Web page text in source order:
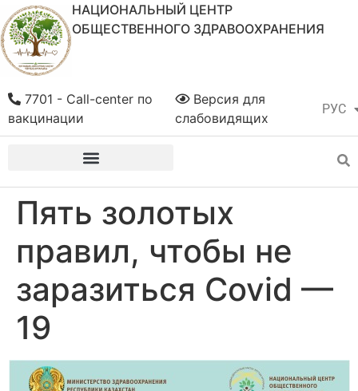
НАЦИОНАЛЬНЫЙ ЦЕНТР
ОБЩЕСТВЕННОГО ЗДРАВООХРАНЕНИЯ
РУС
ҚАЗ
Версия для
слабовидящих
7701 - Call-center по
вакцинации
Пять золотых
правил, чтобы не
заразиться Covid —
19